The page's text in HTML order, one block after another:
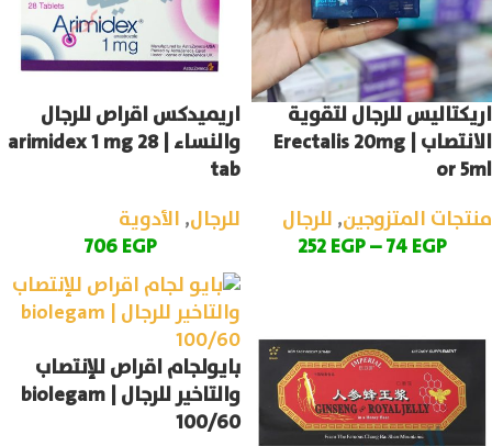
اريكتاليس للرجال لتقوية
الانتصاب | Erectalis 20mg
or 5ml
منتجات المتزوجين, للرجال
74EGP
–
252EGP
اريميدكس اقراص للرجال
والنساء | arimidex 1 mg 28
tab
للرجال, الأدوية
706EGP
بايولجام اقراص للإنتصاب
والتاخير للرجال | biolegam
100/60